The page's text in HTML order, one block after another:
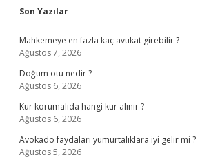
Sidebar
Son Yazılar
Mahkemeye en fazla kaç avukat girebilir ?
Ağustos 7, 2026
Doğum otu nedir ?
Ağustos 6, 2026
Kur korumalıda hangi kur alınır ?
Ağustos 6, 2026
Avokado faydaları yumurtalıklara iyi gelir mi ?
Ağustos 5, 2026